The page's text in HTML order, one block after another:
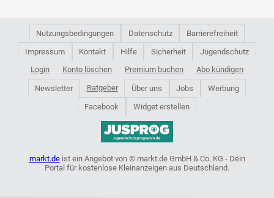
Nutzungsbedingungen Datenschutz
Barrierefreiheit
Impressum
Kontakt Hilfe Sicherheit
Jugendschutz
Login
Konto löschen Premium buchen Abo kündigen
Newsletter Ratgeber Über uns Jobs
Werbung
Facebook
Widget erstellen
markt.deist ein Angebot von © markt.de GmbH & Co. KG - Dein
Portal für kostenlose Kleinanzeigen aus Deutschland.